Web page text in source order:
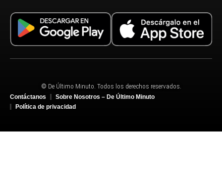
© De Último Minuto. Todos los derechos reservados.
Contáctanos
Sobre Nosotros – De Último Minuto
Política de privacidad